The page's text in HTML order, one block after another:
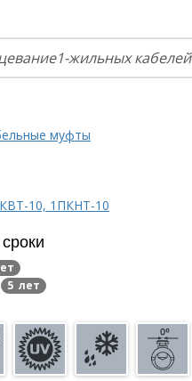
жильных кабелей
муфты
10, 1ПКНТ-10
5 лет